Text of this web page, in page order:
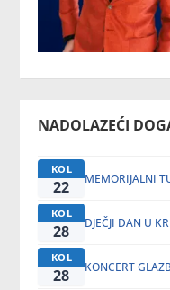
NADOLAZEĆI
KOL
22 MEMORIJALNI
KOL
28 DJEČJI DAN U
KOL
28 KONCERT